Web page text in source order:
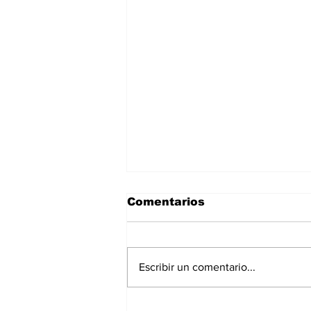
Comentarios
Escribir un comentario...